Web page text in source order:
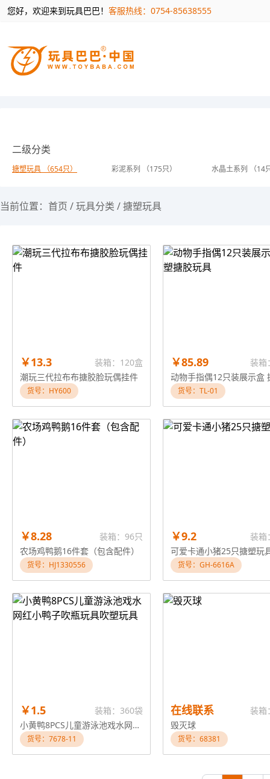
您好，欢迎来到玩具巴巴！ 客服热线：0754-85638555
二级分类
搪塑玩具 （654只） 彩泥系列 （175只） 水晶土系列 （14
当前位置： 首页 /玩具分类 /搪塑玩具
￥13.3
装箱：120盒
潮玩三代拉布布搪胶脸玩偶挂件
货号：HY600
￥85.89 装箱
货号：TL-01
￥8.28
装箱：96只
农场鸡鸭鹅16件套（包含配件）
货号：HJ1330556
￥9.2
装箱
可爱卡通小猪25只搪塑玩
货号：GH-6616A
￥1.5
装箱：360袋
小黄鸭8PCS儿童游泳池戏水网红小鸭子吹瓶玩具吹塑玩具
货号：7678-11
在线联系
装箱
毁灭球
货号：68381